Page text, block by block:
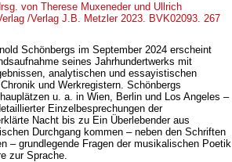
von Therese Muxeneder und Ullrich
/Verlag J.B. Metzler 2023. BVK02093. 267
Schönbergs im September 2024 erscheint
seines Jahrhundertwerks mit
analytischen und essayistischen
und Werkregistern. Schönbergs
u. a. in Wien, Berlin und Los Angeles –
Einzelbesprechungen der
Nacht bis zu Ein Überlebender aus
Durchgang kommen – neben den Schriften
– grundlegende Fragen der musikalischen Poetik
zur Sprache.